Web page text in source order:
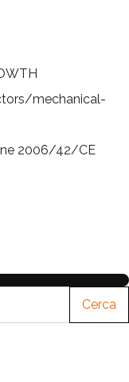
mechanical-
2006/42/CE
Cerca